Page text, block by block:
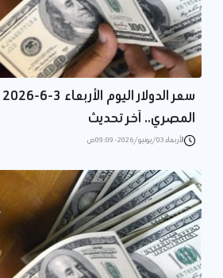
المصري.. آخر تحديث
الأربعاء 03/يونيو/2026 - 09:09 ص